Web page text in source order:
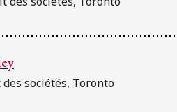
sociétés, Toronto